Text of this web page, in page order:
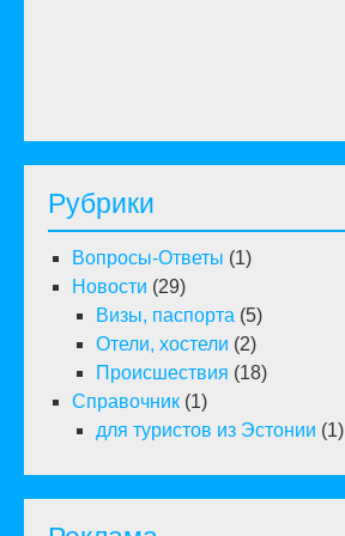
Рубрики
Вопросы-Ответы (1)
Новости (29)
Визы, паспорта (5)
Отели, хостели (2)
Происшествия (18)
Справочник (1)
для туристов из Эстонии (1)